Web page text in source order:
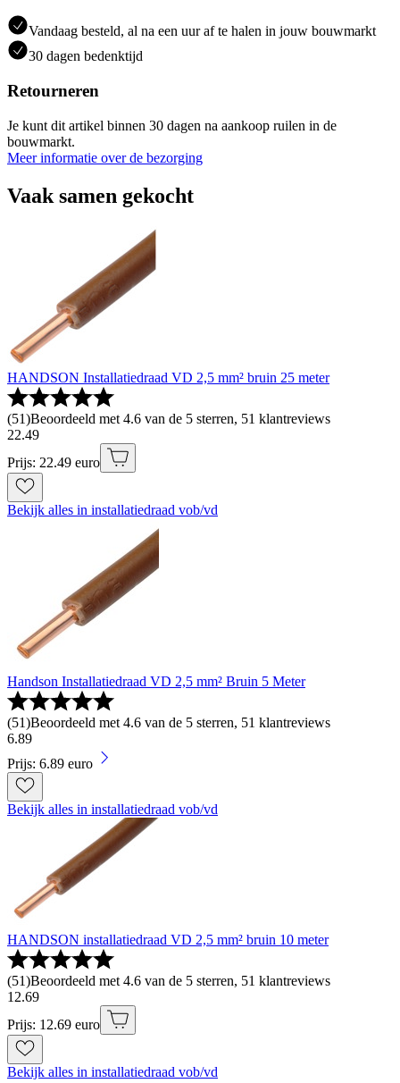
Vandaag besteld, al na een uur af te halen in jouw bouwmarkt
30 dagen bedenktijd
Retourneren
Je kunt dit artikel binnen 30 dagen na aankoop ruilen in de
bouwmarkt.
Meer informatie over de bezorging
Vaak samen gekocht
HANDSON Installatiedraad VD 2,5 mm² bruin 25 meter
(51)Beoordeeld met 4.6 van de 5 sterren, 51 klantreviews
22.49
Prijs: 22.49 euro
Bekijk alles in installatiedraad vob/vd
Handson Installatiedraad VD 2,5 mm² Bruin 5 Meter
(51)Beoordeeld met 4.6 van de 5 sterren, 51 klantreviews
6.89
Prijs: 6.89 euro
Bekijk alles in installatiedraad vob/vd
HANDSON installatiedraad VD 2,5 mm² bruin 10 meter
(51)Beoordeeld met 4.6 van de 5 sterren, 51 klantreviews
12.69
Prijs: 12.69 euro
Bekijk alles in installatiedraad vob/vd